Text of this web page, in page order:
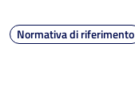
Normativa di riferimento